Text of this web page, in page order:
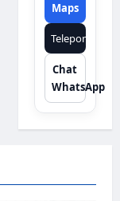
Maps
Telepon
Chat
WhatsApp